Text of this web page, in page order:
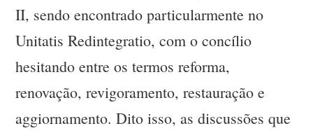
II, sendo encontrado particularmente no
Unitatis Redintegratio, com o concílio
hesitando entre os termos reforma,
renovação, revigoramento, restauração e
aggiornamento. Dito isso, as discussões que